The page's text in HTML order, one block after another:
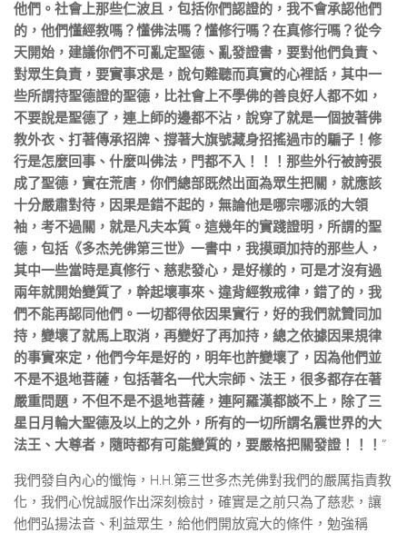
他們。社會上那些仁波且，包括你們認證的，我不會承認他們
的，他們懂經教嗎？懂佛法嗎？懂修行嗎？在真修行嗎？從今
天開始，建議你們不可亂定聖德、亂發證書，要對他們負責、
對眾生負責，要實事求是，說句難聽而真實的心裡話，其中一
些所謂持聖德證的聖德，比社會上不學佛的善良好人都不如，
不要說是聖德了，連上師的邊都不沾，說穿了就是一個披著佛
教外衣、打著傳承招牌、撐著大旗號藏身招搖過市的騙子！修
行是怎麼回事、什麼叫佛法，門都不入！！！那些外行被誇張
成了聖德，實在荒唐，你們總部既然出面為眾生把關，就應該
十分嚴肅對待，因果是錯不起的，無論他是哪宗哪派的大領
袖，考不過關，就是凡夫本質。這幾年的實踐證明，所謂的聖
德，包括《多杰羌佛第三世》一書中，我摸頭加持的那些人，
其中一些當時是真修行、慈悲發心，是好樣的，可是才沒有過
兩年就開始變質了，幹起壞事來、違背經教戒律，錯了的，我
們不能再認同他們。一切都得依因果實行，好的我們就贊同加
持，變壞了就馬上取消，再變好了再加持，總之依據因果規律
的事實來定，他們今年是好的，明年也許變壞了，因為他們並
不是不退地菩薩，包括著名一代大宗師、法王，很多都存在著
嚴重問題，不但不是不退地菩薩，連阿羅漢都談不上，除了三
星日月輪大聖德及以上的之外，所有的一切所謂名震世界的大
法王、大尊者，隨時都有可能變質的，要嚴格把關發證！！！ ”
我們發自內心的懺悔，H.H.第三世多杰羌佛對我們的嚴厲指責教
化，我們心悅誠服作出深刻檢討，確實是之前只為了慈悲，讓
他們弘揚法音、利益眾生，給他們開放寬大的條件，勉強稱